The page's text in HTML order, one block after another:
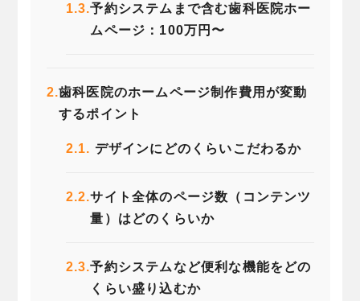
1.3.予約システムまで含む歯科医院ホー
ムページ：100万円〜
2.歯科医院のホームページ制作費用が変動
するポイント
2.1. デザインにどのくらいこだわるか
2.2.サイト全体のページ数（コンテンツ
量）はどのくらいか
2.3.予約システムなど便利な機能をどの
くらい盛り込むか